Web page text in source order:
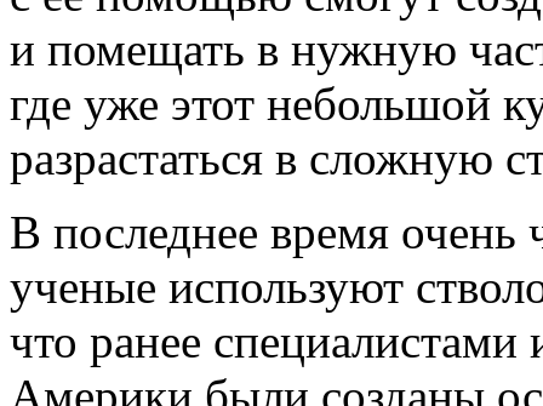
и помещать в нужную
где уже этот небольшой
разрастаться в сложную
В последнее время очень
ученые используют
что ранее
Америки были созданы